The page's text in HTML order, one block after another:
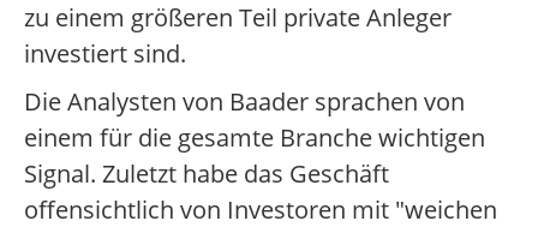
zu einem größeren Teil private Anleger
investiert sind.
Die Analysten von Baader sprachen von
einem für die gesamte Branche wichtigen
Signal. Zuletzt habe das Geschäft
offensichtlich von Investoren mit "weichen